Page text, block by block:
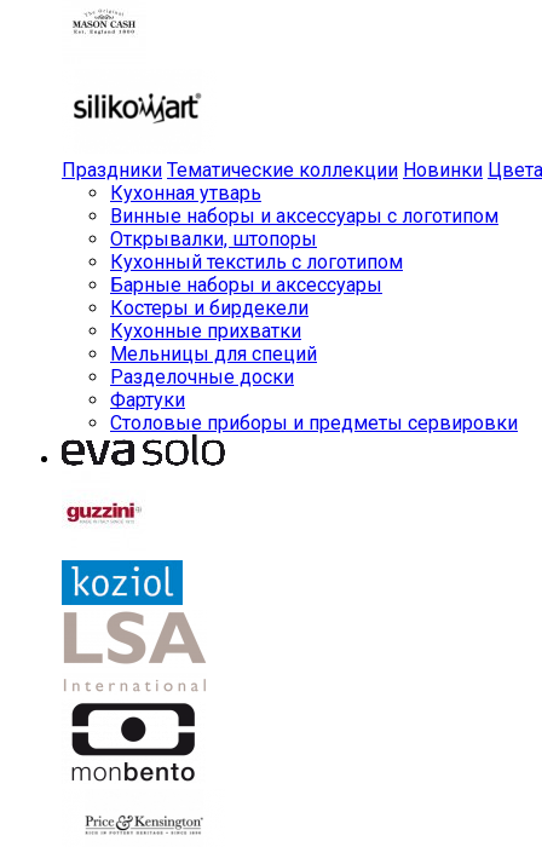
Праздники Тематические коллекции Новинки Цвета
Кухонная утварь
Винные наборы и аксессуары с логотипом
Открывалки, штопоры
Кухонный текстиль с логотипом
Барные наборы и аксессуары
Костеры и бирдекели
Кухонные прихватки
Мельницы для специй
Разделочные доски
Фартуки
Столовые приборы и предметы сервировки